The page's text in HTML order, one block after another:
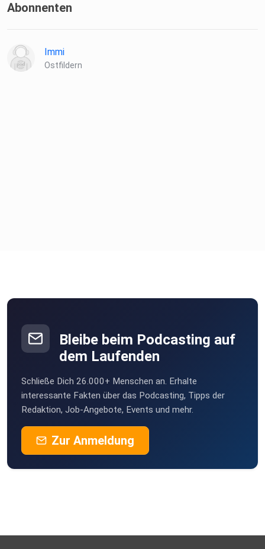
Abonnenten
Immi
Ostfildern
Bleibe beim Podcasting auf
dem Laufenden
Schließe Dich 26.000+ Menschen an. Erhalte
interessante Fakten über das Podcasting, Tipps der
Redaktion, Job-Angebote, Events und mehr.
Zur Anmeldung